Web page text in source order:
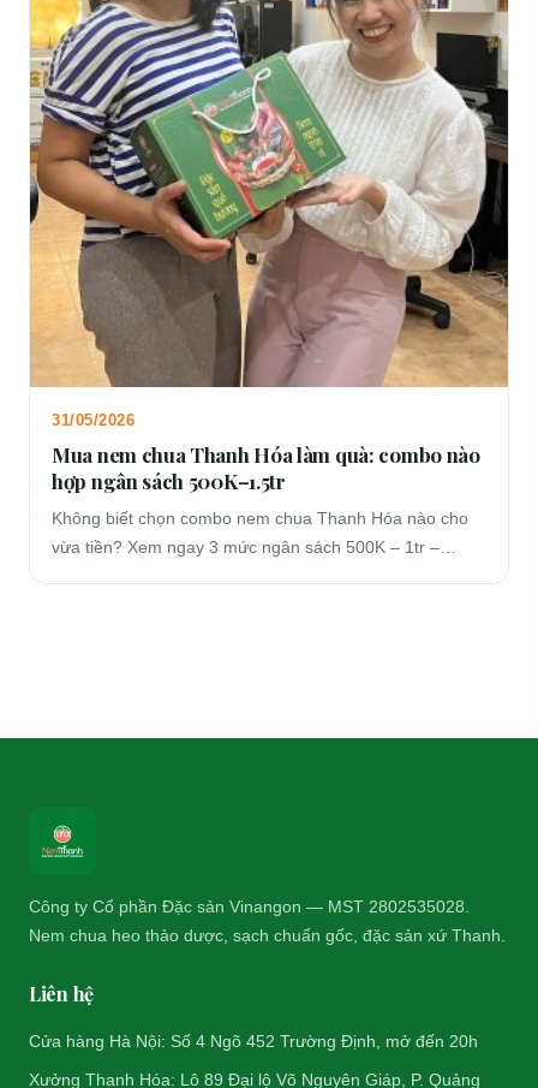
31/05/2026
Mua nem chua Thanh Hóa làm quà: combo nào
hợp ngân sách 500K–1.5tr
Không biết chọn combo nem chua Thanh Hóa nào cho
vừa tiền? Xem ngay 3 mức ngân sách 500K – 1tr –…
Công ty Cổ phần Đặc sản Vinangon — MST 2802535028.
Nem chua heo thảo dược, sạch chuẩn gốc, đặc sản xứ Thanh.
Liên hệ
Cửa hàng Hà Nội: Số 4 Ngõ 452 Trường Định, mở đến 20h
Xưởng Thanh Hóa: Lô 89 Đại lộ Võ Nguyên Giáp, P. Quảng